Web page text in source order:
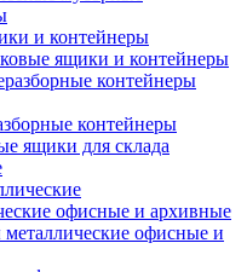
и контейнеры
ящики и контейнеры
контейнеры
контейнеры
ящики для склада
офисные и архивные
офисные и